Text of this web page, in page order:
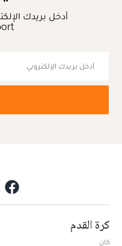
أدخل بريدك
كرة القدم
كان